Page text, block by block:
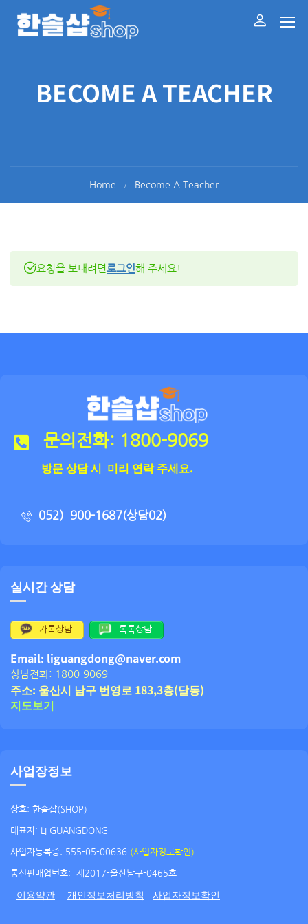
BECOME A TEACHER
Home Become A Teacher
요청을 보내려면로그인해 주세요!
문의전화: 1800-9069
방문 상담 시 미리 연락 주세요.
052）900-1687(상담02)
실시간 상담
카톡상담 톡톡상담
Email: liguangdong@naver.com
상담전화: 1800-9069
주소: 울산시 남구 번영로 183,3층(달동)
지도보기
사업장정보
상호: 한솔샵(SHOP)
대표자: LI GUANGDONG
사업자등록증: 555-05-00636 (사업자정보확인)
통신판매업번호: 제2017-울산남구-0465호
이용약관 개인정보처리방침 사업자정보확인